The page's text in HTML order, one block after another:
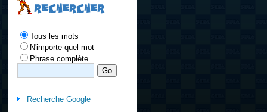
RECHERCHER
Tous les mots
N'importe quel mot
Phrase complète
Recherche Google